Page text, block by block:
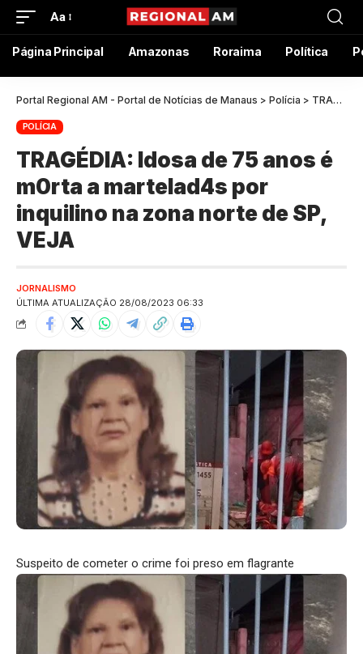
Aa
Página Principal Amazonas Roraima Política
Portal Regional AM - Portal de Notícias de Manaus > Polícia > TRAGÉDIA: Idosa de 75 anos é m0rta a martelad4s por inquilino na zona norte de SP, VEJA
POLÍCIA
TRAGÉDIA: Idosa de 75 anos é
m0rta a martelad4s por
inquilino na zona norte de SP,
VEJA
ÚLTIMA ATUALIZAÇÃO 28/08/2023 06:33
JORNALISMO
Suspeito de cometer o crime foi preso em flagrante